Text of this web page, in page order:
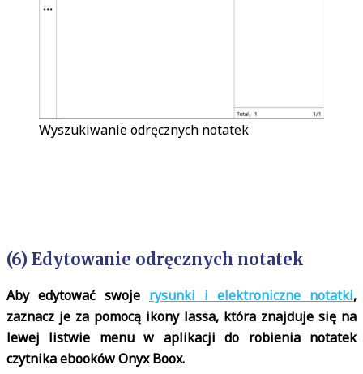
Wyszukiwanie odręcznych notatek
(6) Edytowanie odręcznych notatek
Aby edytować swoje rysunki i elektroniczne notatki,
zaznacz je za pomocą ikony lassa, która znajduje się na
lewej listwie menu w aplikacji do robienia notatek
czytnika ebooków Onyx Boox.